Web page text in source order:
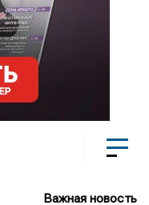
Важная новость